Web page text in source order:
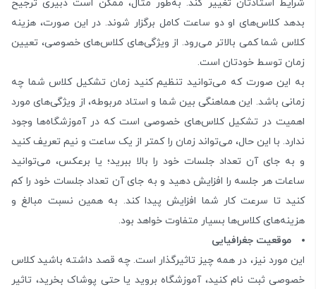
شرایط استادتان تغییر کند. به‌طور مثال، ممکن است دبیری ترجیح
بدهد کلاس‌های او دو ساعت کامل برگزار شوند. در این صورت، هزینه
کلاس شما کمی بالاتر می‌رود. از ویژگی‌های کلاس‌های خصوصی، تعیین
زمان توسط خودتان است.
به این صورت که می‌توانید تنظیم کنید زمان تشکیل کلاس شما چه
زمانی باشد. این هماهنگی بین شما و استاد مربوطه، از ویژگی‌های مورد
اهمیت در تشکیل کلاس‌های خصوصی است که در آموزشگاه‌ها وجود
ندارد. با این حال، می‎‌تواند زمان را کمتر از یک ساعت و نیم تعریف کنید
و به جای آن تعداد جلسات خود را بالا ببرید؛ یا برعکس، می‌توانید
ساعات هر جلسه را افزایش دهید و به جای آن تعداد جلسات خود را کم
کنید تا سرعت کار شما افزایش پیدا کند. به همین نسبت مبالغ و
هزینه‌های کلاس‌ها بسیار متفاوت خواهد بود.
موقعیت جغرافیایی
این مورد نیز، در همه چیز تاثیرگذار است. چه قصد داشته باشید کلاس
خصوصی ثبت نام کنید، آموزشگاه بروید یا حتی پوشاک بخرید، تاثیر